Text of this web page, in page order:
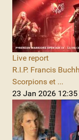
Live report
R.I.P. Francis
Scorpions et ...
23 Jan 2026 12:35